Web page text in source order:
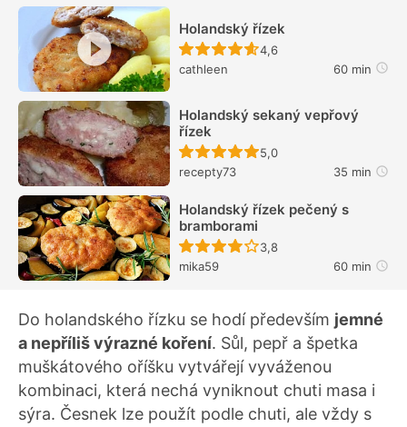
Holandský řízek
Recept ještě nebyl
4,6
cathleen
60 min
Holandský sekaný vepřový
řízek
Recept ještě nebyl
5,0
recepty73
35 min
Holandský řízek pečený s
bramborami
Recept ještě nebyl
3,8
mika59
60 min
Do holandského řízku se hodí především jemné
a nepříliš výrazné koření. Sůl, pepř a špetka
muškátového oříšku vytvářejí vyváženou
kombinaci, která nechá vyniknout chuti masa i
sýra. Česnek lze použít podle chuti, ale vždy s